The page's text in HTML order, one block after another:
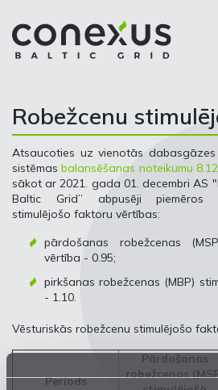
Robežcenu
Atsaucoties uz vienotās
sistēmasbalansēšanas noteikumu
sākot ar 2021. gada 01. decembri AS
Baltic Grid” abpusēji piemēros
stimulējošo faktoru vērtības:
pārdošanas robežcenas
vērtība - 0.95;
pirkšanas robežcenas (MBP)
- 1.10.
Vēsturiskās robežcenu stimulējošo
Periods
Pārdošanas
robežcenas